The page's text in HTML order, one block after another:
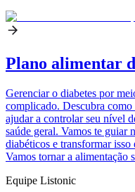
Plano alimentar
Gerenciar o diabetes por
complicado. Descubra
ajudar a controlar seu nível
saúde geral. Vamos te guiar
diabéticos e transformar
Vamos tornar a alimentação
Equipe Listonic